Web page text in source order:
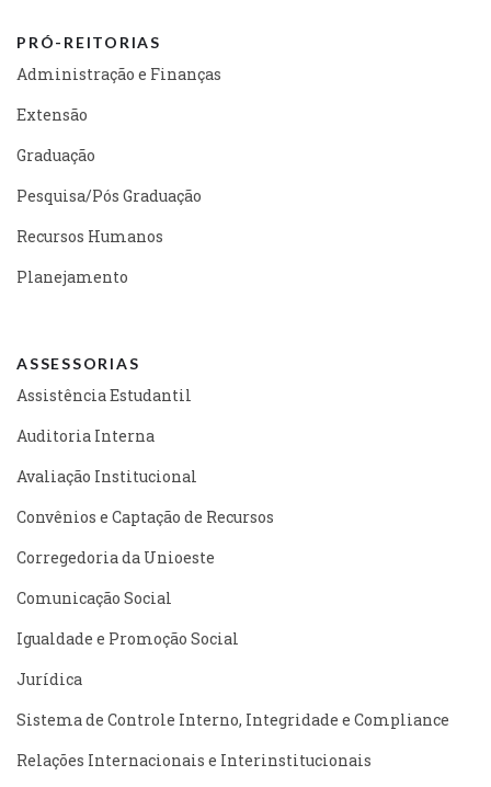
PRÓ-REITORIAS
Administração e Finanças
Extensão
Graduação
Pesquisa/Pós Graduação
Recursos Humanos
Planejamento
ASSESSORIAS
Assistência Estudantil
Auditoria Interna
Avaliação Institucional
Convênios e Captação de Recursos
Corregedoria da Unioeste
Comunicação Social
Igualdade e Promoção Social
Jurídica
Sistema de Controle Interno, Integridade e Compliance
Relações Internacionais e Interinstitucionais